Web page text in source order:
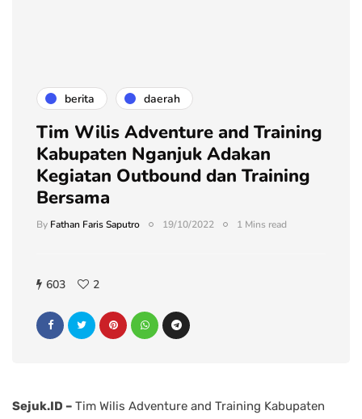
berita daerah
Tim Wilis Adventure and Training
Kabupaten Nganjuk Adakan
Kegiatan Outbound dan Training
Bersama
By Fathan Faris Saputro 19/10/2022 1 Mins read
603 2
Sejuk.ID – Tim Wilis Adventure and Training Kabupaten